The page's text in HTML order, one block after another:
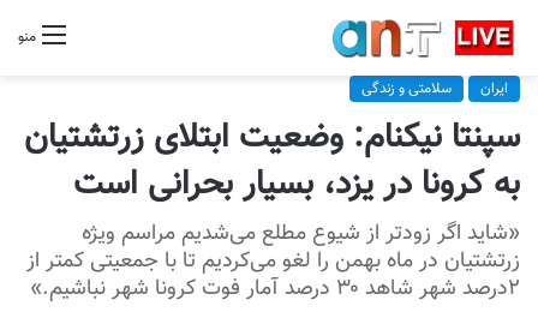
منو
ایران سلامتی و زندگی
سپنتا نیکنام: وضعیت ابتلای زرتشتیان
به کرونا در یزد، بسیار بحرانی است
«شاید اگر زودتر از شیوع مطلع می‌شدیم مراسم ویژه
زرتشتیان در ماه بهمن را لغو می‌کردیم تا با جمعیتی کمتر از
۲درصد شهر شاهد ۳۰ درصد آمار فوت کرونا شهر نباشیم.»